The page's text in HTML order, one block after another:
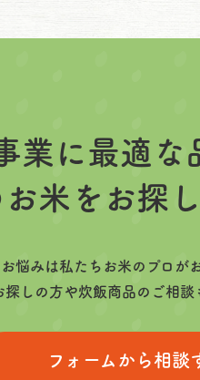
業に最適な
お米をお探
悩みは私たちお米のプロが
しの方や炊飯商品のご相談
フォームから相談